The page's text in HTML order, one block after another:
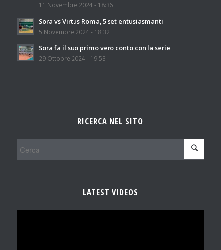
11 Novembre 2024 - 18:36
Sora vs Virtus Roma, 5 set entusiasmanti
5 Novembre 2024 - 18:32
Sora fa il suo primo vero conto con la serie
29 Ottobre 2024 - 19:53
RICERCA NEL SITO
LATEST VIDEOS